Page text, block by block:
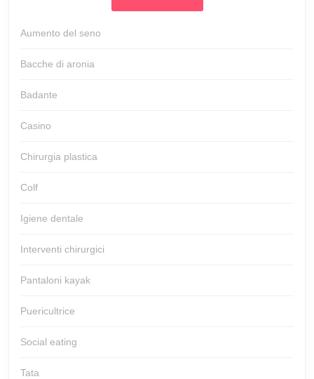
Aumento del seno
Bacche di aronia
Badante
Casino
Chirurgia plastica
Colf
Igiene dentale
Interventi chirurgici
Pantaloni kayak
Puericultrice
Social eating
Tata